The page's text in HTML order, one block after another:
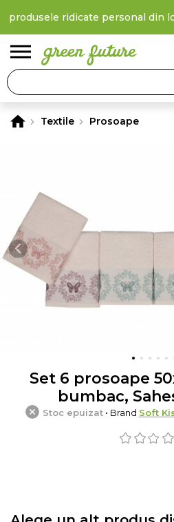
ridicate personal din
Textile Prosoape
Set 6 prosoape
bumbac,
Stoc epuizat• Brand Soft